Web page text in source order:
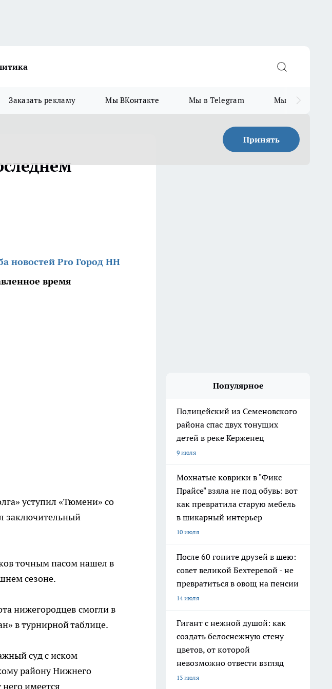
Заказать рекламу Мы ВКонтакте Мы в Telegram Мы в MAX
Принять
новостей Pro Город НН
время
уступил «Тюмени» со
заключительный
точным пасом нашел в
сезоне.
нижегородцев смогли в
в турнирной таблице.
суд с иском
району Нижнего
имеется
Популярное
Полицейский из Семеновского
района спас двух тонущих
детей в реке Керженец
9 июля
Мохнатые коврики в "Фикс
Прайсе" взяла не под обувь: вот
как превратила старую мебель
в шикарный интерьер
10 июля
После 60 гоните друзей в шею:
совет великой Бехтеревой - не
превратиться в овощ на пенсии
14 июля
Гигант с нежной душой: как
создать белоснежную стену
цветов, от которой
невозможно отвести взгляд
13 июля